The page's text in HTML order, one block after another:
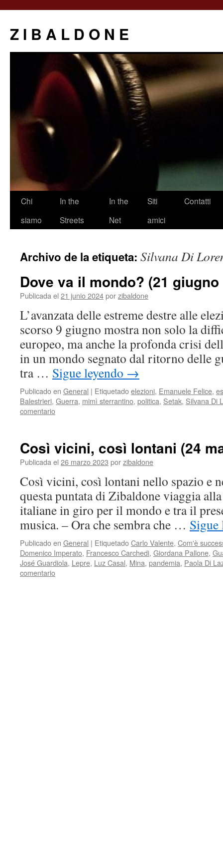
Z I B A L D O N E
Saltar
Chi
siamo
In the
Streets
In the
Net
Siti
amici
Contatti
Archivo de la etiqueta: Silvana Di
Dove va il mondo? (21 giugno
Publicada el 21 junio 2024porzibaldone
L’avanzata delle estreme destre alle
scorso 9 giugno mostra non solo la
europeo, ma anche la profonda crisi
in un mondo segnato dal ritorno delle
tra … Sigue leyendo →
Publicado en General | Etiquetadoelezioni, Emanuele Felice,
Balestrieri, Guerra, mimì sterrantino, politica, Setak, Silvana Di
comentario
Così vicini, così lontani (24
Publicada el 26 marzo 2023 porzibaldone
Così vicini, così lontani nello spazio e
questa puntata di Zibaldone viaggia
italiane in giro per il mondo e tra il
musica. – Ora che sembra che …
Publicado en General | EtiquetadoCarlo Valente, Com'è
Domenico Imperato, Francesco Carchedi, Giordana Pallone,
José Guardiola, Lepre, Luz Casal, Mina, pandemia, Paola Di
comentario